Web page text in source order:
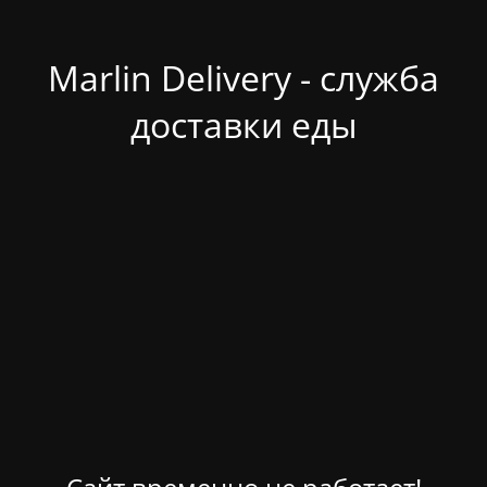
Marlin Delivery - служба
доставки еды